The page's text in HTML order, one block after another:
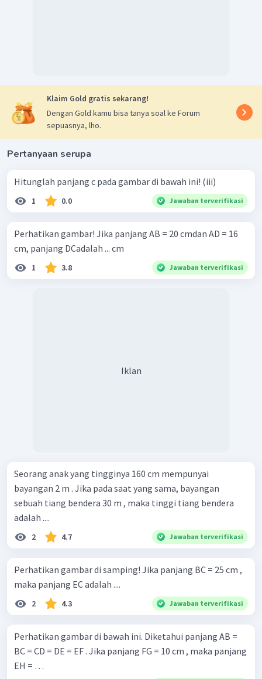
Klaim Gold gratis sekarang!
Dengan Gold kamu bisa tanya soal ke Forum
sepuasnya, lho.
Pertanyaan serupa
Hitunglah panjang c pada gambar di bawah ini! (iii)
1 0.0 Jawaban terverifikasi
Perhatikan gambar! Jika panjang AB = 20 cmdan AD = 16
cm, panjang DCadalah ... cm
1 3.8 Jawaban terverifikasi
Iklan
Seorang anak yang tingginya 160 cm mempunyai
bayangan 2 m . Jika pada saat yang sama, bayangan
sebuah tiang bendera 30 m , maka tinggi tiang bendera
adalah ....
2 4.7 Jawaban terverifikasi
Perhatikan gambar di samping! Jika panjang BC = 25 cm ,
maka panjang EC adalah ....
2 4.3 Jawaban terverifikasi
Perhatikan gambar di bawah ini. Diketahui panjang AB =
BC = CD = DE = EF . Jika panjang FG = 10 cm , maka panjang
EH = …